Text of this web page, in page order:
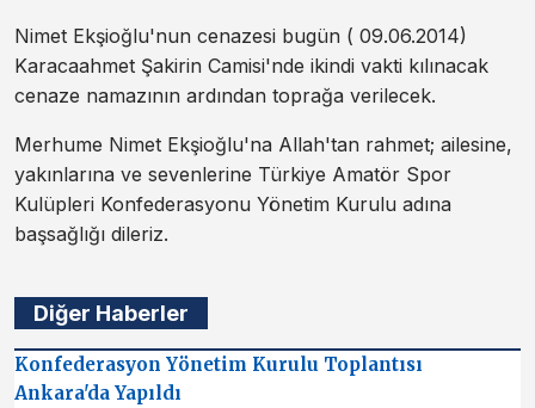
Nimet Ekşioğlu'nun cenazesi bugün ( 09.06.2014)
Karacaahmet Şakirin Camisi'nde ikindi vakti kılınacak
cenaze namazının ardından toprağa verilecek.
Merhume Nimet Ekşioğlu'na Allah'tan rahmet; ailesine,
yakınlarına ve sevenlerine Türkiye Amatör Spor
Kulüpleri Konfederasyonu Yönetim Kurulu adına
başsağlığı dileriz.
Diğer Haberler
Konfederasyon Yönetim Kurulu Toplantısı
Ankara'da Yapıldı